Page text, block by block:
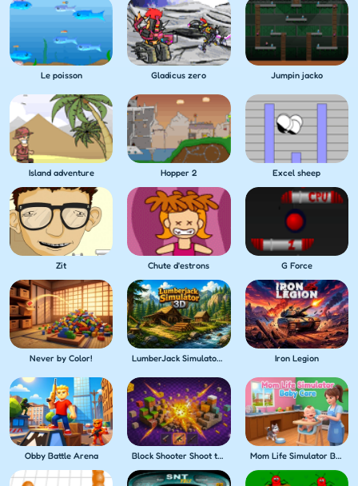
Le poisson Gladicus zero Jumpin jacko
Island adventure Hopper 2 Excel sheep
Zit Chute d'estrons G Force
Never by Color! LumberJack Simulator 3D Iron Legion
Obby Battle Arena Block Shooter Shoot the Blocks! Mom Life Simulator Baby Care